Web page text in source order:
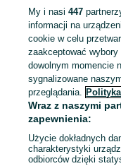
Mapa kategorii
Mapa miejscowości
Mapa ministron
Popularne wyszukiwania
My i nasi447
informacji na
cookie w celu
zaakceptować
dowolnym momencie
sygnalizowane
przeglądania.
Wraz z naszymi
zapewnienia:
Użycie dokładnych
charakterystyki
odbiorców dzięki